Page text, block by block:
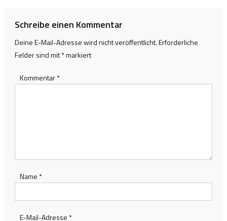
Schreibe einen Kommentar
Deine E-Mail-Adresse wird nicht veröffentlicht.Erforderliche
Felder sind mit*markiert
Kommentar*
Name *
E-Mail-Adresse *